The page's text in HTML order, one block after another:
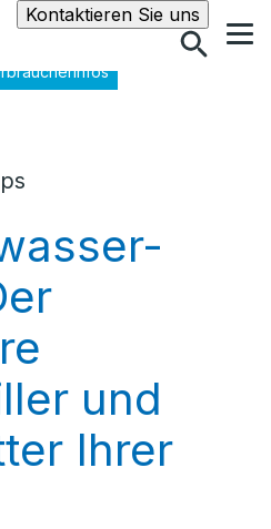
Kontaktieren Sie unsSuche
und
Ihrer